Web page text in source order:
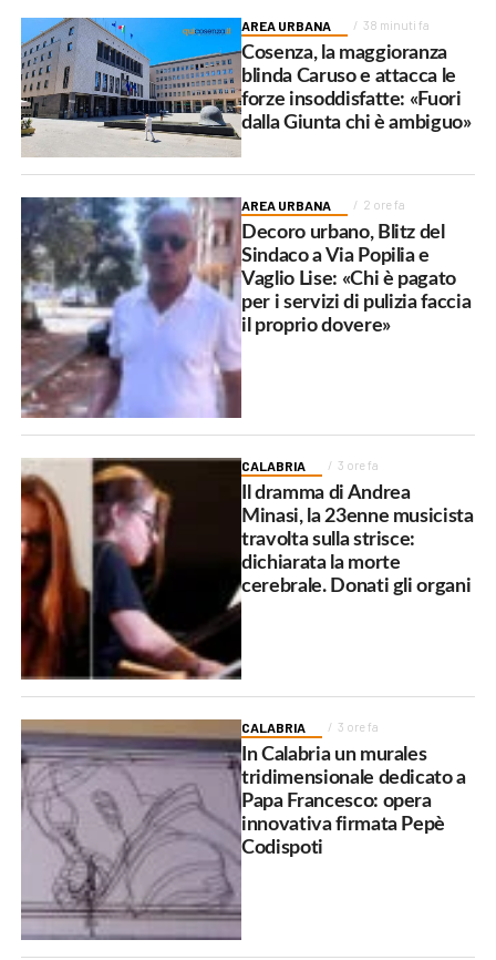
AREA URBANA 38 minuti fa
Cosenza, la maggioranza
blinda Caruso e attacca le
forze insoddisfatte: «Fuori
dalla Giunta chi è ambiguo»
AREA URBANA 2 ore fa
Decoro urbano, Blitz del
Sindaco a Via Popilia e
Vaglio Lise: «Chi è pagato
per i servizi di pulizia faccia
il proprio dovere»
CALABRIA 3 ore fa
Il dramma di Andrea
Minasi, la 23enne musicista
travolta sulla strisce:
dichiarata la morte
cerebrale. Donati gli organi
CALABRIA 3 ore fa
In Calabria un murales
tridimensionale dedicato a
Papa Francesco: opera
innovativa firmata Pepè
Codispoti